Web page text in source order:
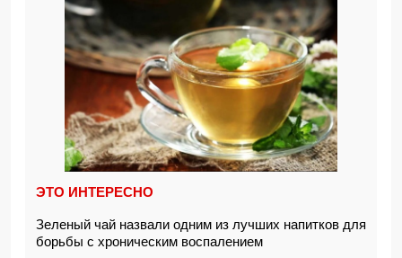
ЭТО ИНТЕРЕСНО
Зеленый чай назвали одним из лучших напитков для
борьбы с хроническим воспалением